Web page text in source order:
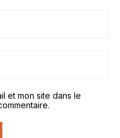
et mon site dans le